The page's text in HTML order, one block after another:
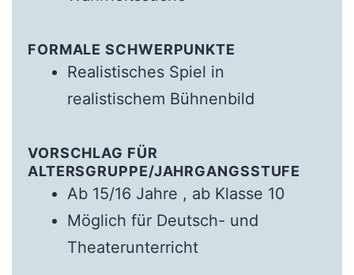
FORMALE SCHWERPUNKTE
Realistisches Spiel in
realistischem Bühnenbild
VORSCHLAG FÜR
ALTERSGRUPPE/JAHRGANGSSTUFE
Ab 15/16 Jahre , ab Klasse 10
Möglich für Deutsch- und
Theaterunterricht